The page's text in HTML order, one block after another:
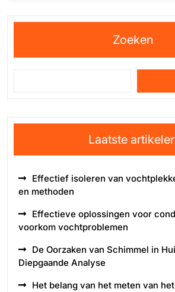
Zoeken
Laatste
Effectief isoleren van
en methoden
Effectieve oplossingen voor
voorkom vochtproblemen
De Oorzaken van Schimmel in
Diepgaande Analyse
Het belang van het meten van het